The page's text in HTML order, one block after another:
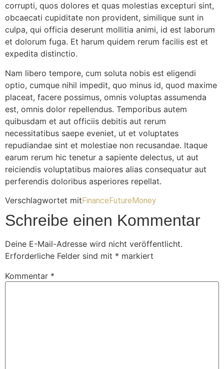
corrupti, quos dolores et quas molestias excepturi sint,
obcaecati cupiditate non provident, similique sunt in
culpa, qui officia deserunt mollitia animi, id est laborum
et dolorum fuga. Et harum quidem rerum facilis est et
expedita distinctio.
Nam libero tempore, cum soluta nobis est eligendi
optio, cumque nihil impedit, quo minus id, quod maxime
placeat, facere possimus, omnis voluptas assumenda
est, omnis dolor repellendus. Temporibus autem
quibusdam et aut officiis debitis aut rerum
necessitatibus saepe eveniet, ut et voluptates
repudiandae sint et molestiae non recusandae. Itaque
earum rerum hic tenetur a sapiente delectus, ut aut
reiciendis voluptatibus maiores alias consequatur aut
perferendis doloribus asperiores repellat.
Verschlagwortet mit Finance Future Money
Schreibe einen Kommentar
Deine E-Mail-Adresse wird nicht veröffentlicht.
Erforderliche Felder sind mit * markiert
Kommentar *